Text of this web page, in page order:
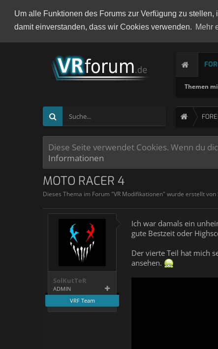
Um alle Funktionen des Forums zur Verfügung zu
damit einverstanden, dass wir Cookies verwenden. Mehr
Themen
Diese Seite verwendet Cookies. Wenn du
Informationen
MOTO RACER 4
Dieses Thema im Forum "VR Modifikationen" wurde erstellt von
SolKutTeR
ADMIN
VRF Team
Ich war damals ein
gute Bestzeit oder
Der vierte Teil hat mich
ansehen.